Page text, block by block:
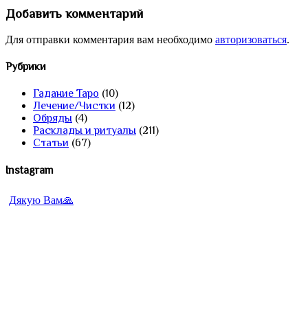
Добавить комментарий
Для отправки комментария вам необходимо авторизоваться.
Рубрики
Гадание Таро (10)
Лечение/Чистки (12)
Обряды (4)
Расклады и ритуалы (211)
Статьи (67)
Instagram
Дякую Вам🙏